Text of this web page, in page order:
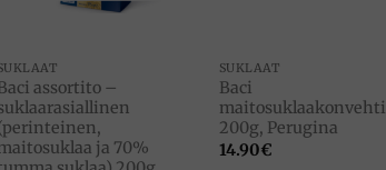
assortito –
ja 70%
SUKLAAT
Baci
maitosuklaakonvehti
200g, Perugina
14.90€